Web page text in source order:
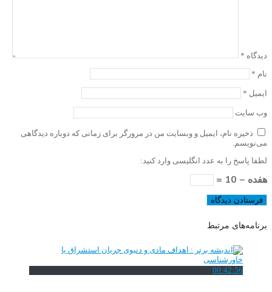
دیدگاه *
نام *
ایمیل *
وب‌ سایت
ذخیره نام، ایمیل و وبسایت من در مرورگر برای زمانی که دوباره دیدگاهی
می‌نویسم.
لطفا پاسخ را به عدد انگلیسی وارد کنید:
هفده − 10 =
برنامه‌های مرتبط
00:42:56